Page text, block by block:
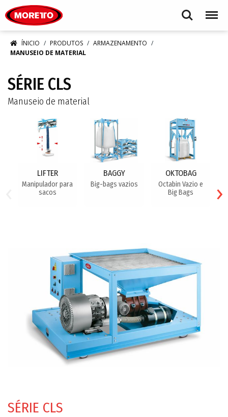
Search Menu
ÍNICIO PRODUTOS
ARMAZENAMENTO
MANUSEIO DE MATERIAL
SÉRIE CLS
Manuseio de material
LIFTER
Manipulador para
sacos
BAGGY
Big-bags vazios
OKTOBAG
Octabin Vazio e
Big Bags
›
SÉRIE CLS